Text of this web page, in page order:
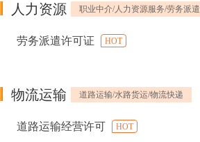
人力资源 职业中介/人力资源服务/劳务派遣
劳务派遣许可证 HOT
物流运输 道路运输/水路货运/物流快递
道路运输经营许可 HOT